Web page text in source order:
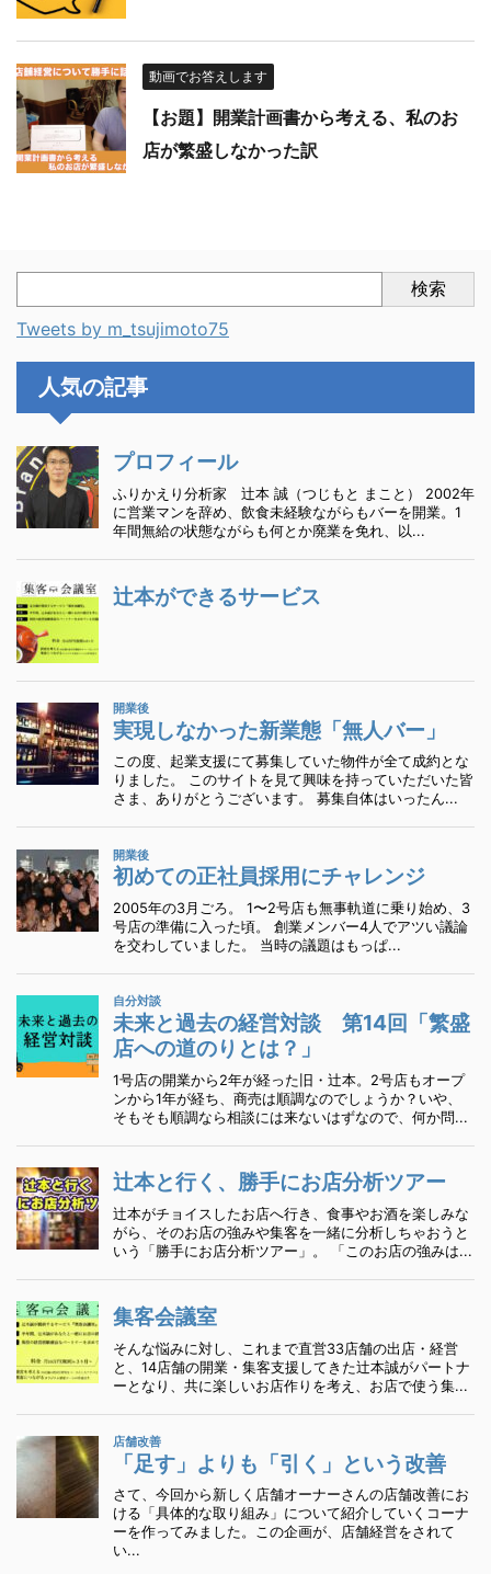
動画でお答えします
【お題】開業計画書から考える、私のお
店が繁盛しなかった訳
検索
Tweets by m_tsujimoto75
人気の記事